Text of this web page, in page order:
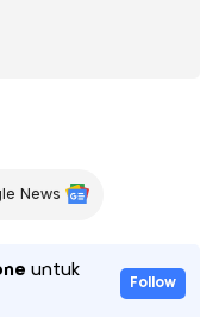
News
untuk
Follow